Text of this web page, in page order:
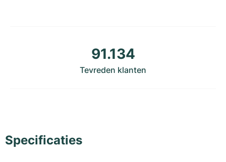
91.134
Tevreden klanten
Specificaties